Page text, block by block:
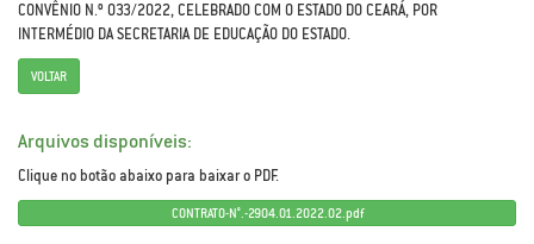
CONVÊNIO N.º 033/2022, CELEBRADO COM O ESTADO DO CEARÁ, POR
INTERMÉDIO DA SECRETARIA DE EDUCAÇÃO DO ESTADO.
VOLTAR
Arquivos disponíveis:
Clique no botão abaixo para baixar o PDF.
CONTRATO-N°.-2904.01.2022.02.pdf